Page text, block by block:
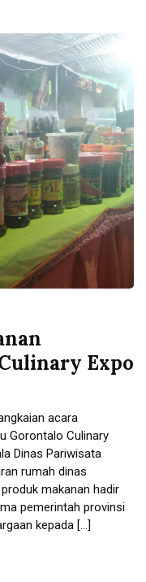
Expo
acara
Gorontalo Culinary
Dinas Pariwisata
rumah dinas
makanan hadir
pemerintah provinsi
kepada […]